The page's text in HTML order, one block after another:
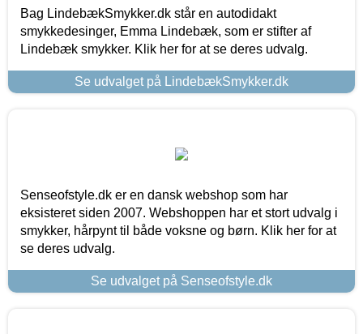
Bag LindebækSmykker.dk står en autodidakt
smykkedesinger, Emma Lindebæk, som er stifter af
Lindebæk smykker. Klik her for at se deres udvalg.
Se udvalget på LindebækSmykker.dk
Senseofstyle.dk er en dansk webshop som har
eksisteret siden 2007. Webshoppen har et stort udvalg i
smykker, hårpynt til både voksne og børn. Klik her for at
se deres udvalg.
Se udvalget på Senseofstyle.dk